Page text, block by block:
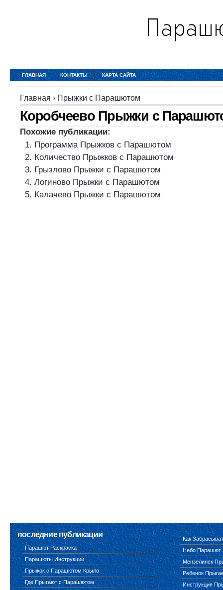
ГЛАВНАЯ КОНТАКТЫ КАРТА САЙТА
Главная › Прыжки с Парашютом
Коробчеево Прыжки с
Похожие публикации:
Программа Прыжков с Парашютом
Количество Прыжков с Парашютом
Грызлово Прыжки с Парашютом
Логиново Прыжки с Парашютом
Калачево Прыжки с Парашютом
последние публикации
Парашют Раскраска
Парашюты Инструкции
Прыжок с Парашютом Крыло
Где Прыгают с Парашютом
Как
Небо Парашют
Мензелинск
Ребенок
Инструкция